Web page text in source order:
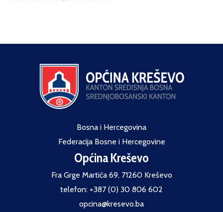
Bosna i Hercegovina
Federacija Bosne i Hercegovine
Općina Kreševo
Fra Grge Martića 69, 71260 Kreševo
telefon: +387 (0) 30 806 602
opcina@kresevo.ba